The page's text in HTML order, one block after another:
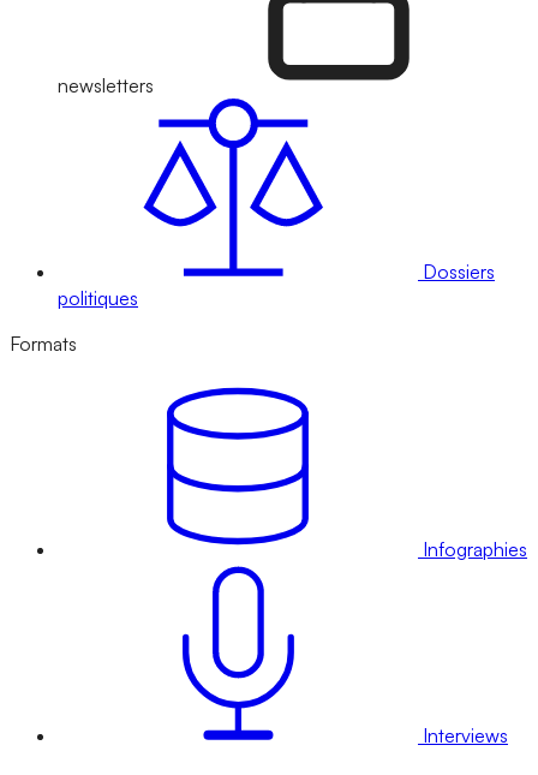
newsletters
Dossiers
politiques
Formats
Infographies
Interviews